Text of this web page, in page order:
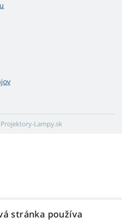
Lampy.sk
stránka používa